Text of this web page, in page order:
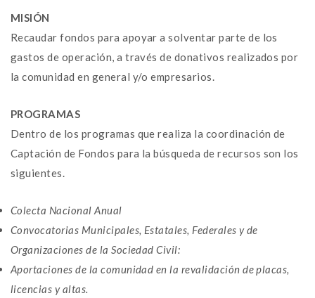
MISIÓN
Recaudar fondos para apoyar a solventar parte de los
gastos de operación, a través de donativos realizados por
la comunidad en general y/o empresarios.
PROGRAMAS
Dentro de los programas que realiza la coordinación de
Captación de Fondos para la búsqueda de recursos son los
siguientes.
Colecta Nacional Anual
Convocatorias Municipales, Estatales, Federales y de
Organizaciones de la Sociedad Civil:
Aportaciones de la comunidad en la revalidación de placas,
licencias y altas.